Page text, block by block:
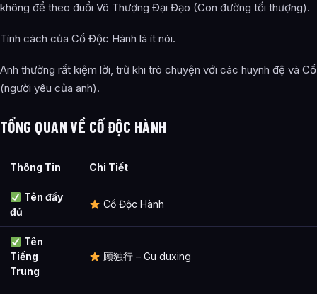
không để theo đuổi Vô Thượng Đại Đạo (Con đường tối thượng).
Tính cách của Cố Độc Hành là ít nói.
Anh thường rất kiệm lời, trừ khi trò chuyện với các huynh đệ và
(người yêu của anh).
TỔNG QUAN VỀ CỐ ĐỘC HÀNH
Thông Tin Chi Tiết
Tên đầy
đủ
Cố Độc Hành
Tên
Tiếng
Trung
顾独行 – Gu duxing